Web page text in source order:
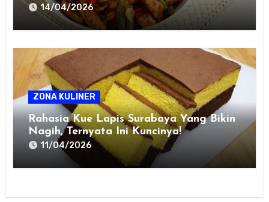
14/04/2026
ZONA KULINER
Rahasia Kue Lapis Surabaya Yang Bikin
Nagih, Ternyata Ini Kuncinya!
11/04/2026